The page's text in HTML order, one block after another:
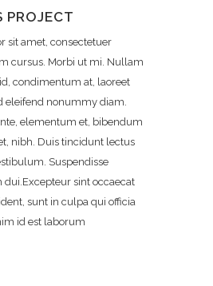
PROJECT
sit amet, consectetuer
cursus. Morbi ut mi. Nullam
condimentum at, laoreet
eleifend nonummy diam.
elementum et, bibendum
nibh. Duis tincidunt lectus
Suspendisse
sint occaecat
sunt in culpa qui officia
id est laborum